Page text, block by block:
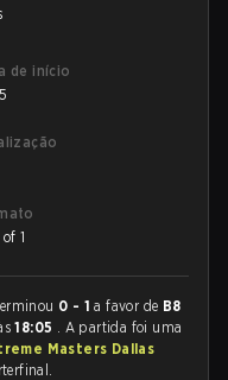
de início
1
0 - 1 a favor de B8
18:05 . A partida foi uma
Masters Dallas